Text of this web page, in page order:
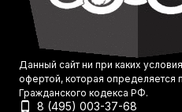
Данный сайт ни при каких
офертой, которая определяется
Гражданского кодекса РФ.
8 (495) 003-37-68